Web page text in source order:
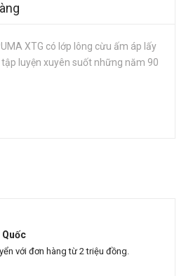
XTG có lớp lông cừu ấm áp lấy
luyện xuyên suốt những năm 90
với đơn hàng từ 2 triệu đồng.